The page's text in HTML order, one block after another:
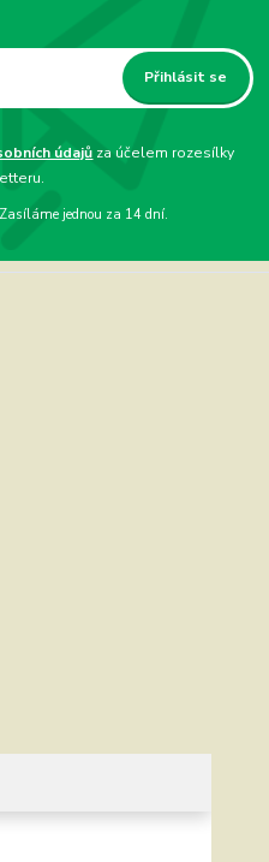
Přihlásit se
údajů za účelem rozesílky
jednou za 14 dní.